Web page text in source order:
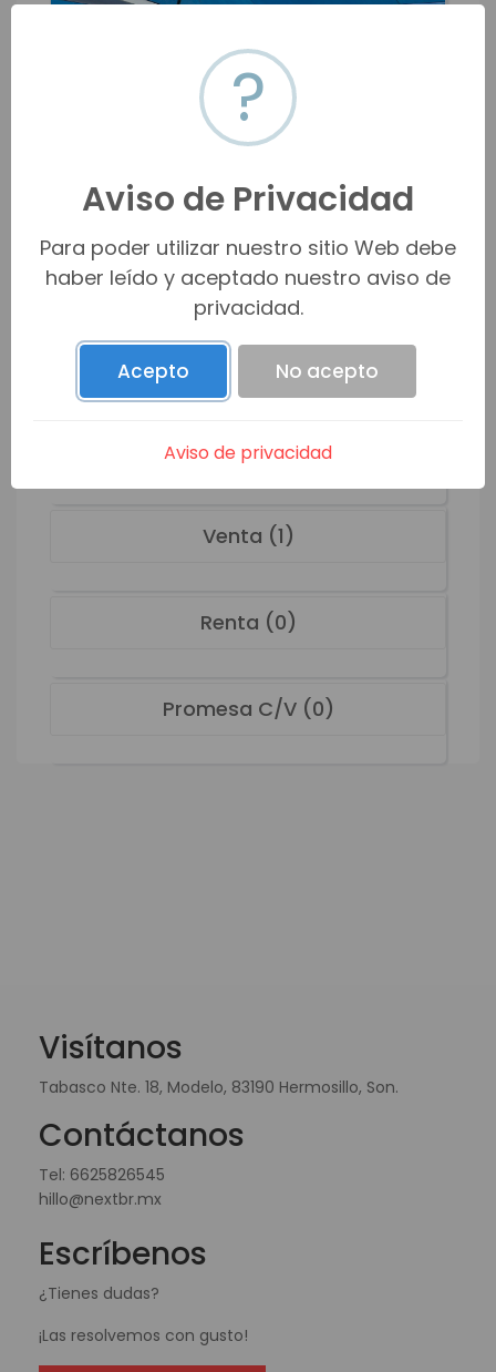
Venta de terreno en Campestre Rio
Azul Seccion Nacapule
Río Azul / San Carlos / Sonora
$130,000 MXN $7,519 USD
200m2
Venta (1)
Renta (0)
Promesa C/V (0)
Visítanos
Tabasco Nte. 18, Modelo, 83190 Hermosillo, Son.
Contáctanos
Tel: 6625826545
hillo@nextbr.mx
Escríbenos
¿Tienes dudas?
¡Las resolvemos con gusto!
?
Aviso de Privacidad
Para poder utilizar nuestro sitio Web debe
haber leído y aceptado nuestro aviso de
privacidad.
Acepto No acepto
Aviso de privacidad